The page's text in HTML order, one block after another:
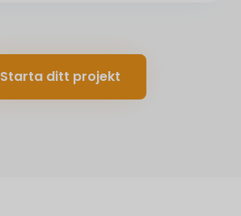
Starta ditt projekt